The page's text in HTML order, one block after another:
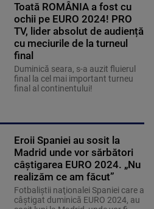
Toată ROMÂNIA a fost cu
ochii pe EURO 2024! PRO
TV, lider absolut de audiență
cu meciurile de la turneul
final
Duminică seara, s-a auzit fluierul
final la cel mai important turneu
final al continentului!
Eroii Spaniei au sosit la
Madrid unde vor sărbători
câştigarea EURO 2024. „Nu
realizăm ce am făcut”
Fotbaliştii naţionalei Spaniei care a
câştigat duminică EURO 2024, au